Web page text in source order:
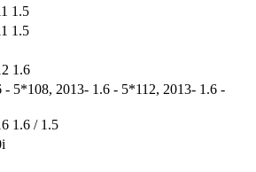
1.5
1.5
1.6
- 5*108, 2013- 1.6 - 5*112, 2013- 1.6 -
1.6 / 1.5